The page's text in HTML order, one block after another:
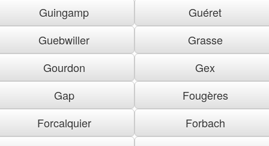
Guingamp
Guéret
Guebwiller
Grasse
Gourdon
Gex
Gap
Fougères
Forcalquier
Forbach